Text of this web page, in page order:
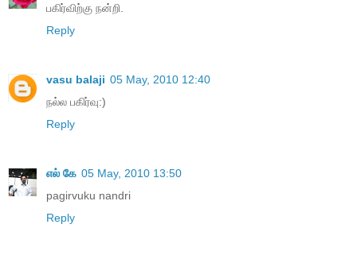
பகிர்விற்கு நன்றி.
Reply
vasu balaji 05 May, 2010 12:40
நல்ல பகிர்வு:)
Reply
எல் கே 05 May, 2010 13:50
pagirvuku nandri
Reply